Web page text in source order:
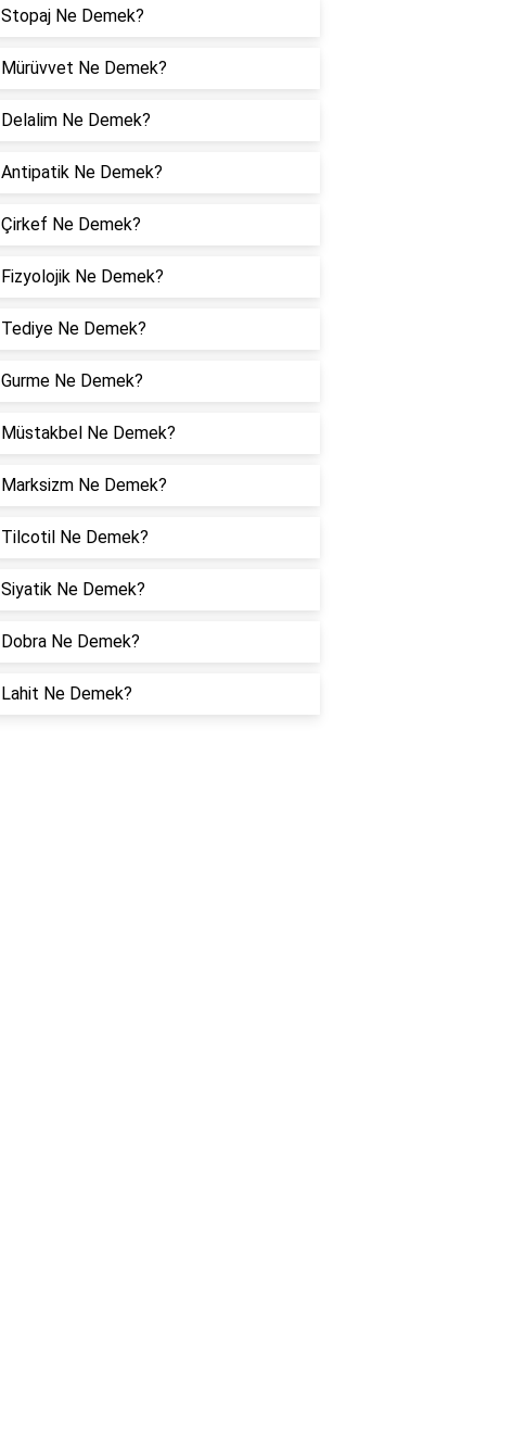
Stopaj Ne Demek?
Mürüvvet Ne Demek?
Delalim Ne Demek?
Antipatik Ne Demek?
Çirkef Ne Demek?
Fizyolojik Ne Demek?
Tediye Ne Demek?
Gurme Ne Demek?
Müstakbel Ne Demek?
Marksizm Ne Demek?
Tilcotil Ne Demek?
Siyatik Ne Demek?
Dobra Ne Demek?
Lahit Ne Demek?